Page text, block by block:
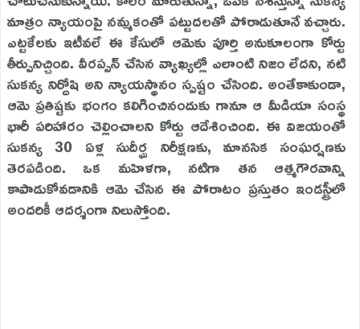
మాత్రం న్యాయంపై నమ్మకంతో పట్టుదలతో పోరాడుతూనే వచ్చారు.
ఎట్టకేలకు ఇటీవలే ఈ కేసులో ఆమెకు పూర్తి అనుకూలంగా కోర్టు
తీర్పునిచ్చింది. వీరప్పన్ చేసిన వ్యాఖ్యల్లో ఎలాంటి నిజం లేదని, నటి
సుకన్య నిర్దోషి అని న్యాయస్థానం స్పష్టం చేసింది. అంతేకాకుండా,
ఆమె ప్రతిష్టకు భంగం కలిగించినందుకు గానూ ఆ మీడియా సంస్థ
భారీ పరిహారం చెల్లించాలని కోర్టు ఆదేశించింది. ఈ విజయంతో
సుకన్య 30 ఏళ్ల సుదీర్ఘ నిరీక్షణకు, మానసిక సంఘర్షణకు
తెరపడింది. ఒక మహిళగా, నటిగా తన ఆత్మగౌరవాన్ని
కాపాడుకోవడానికి ఆమె చేసిన ఈ పోరాటం ప్రస్తుతం ఇండస్ట్రీలో
అందరికీ ఆదర్శంగా నిలుస్తోంది.